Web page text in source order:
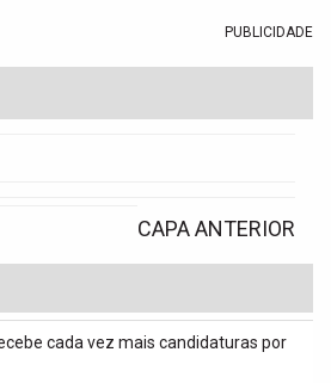
PUBLICIDADE
CAPA ANTERIOR
cada vez mais candidaturas por